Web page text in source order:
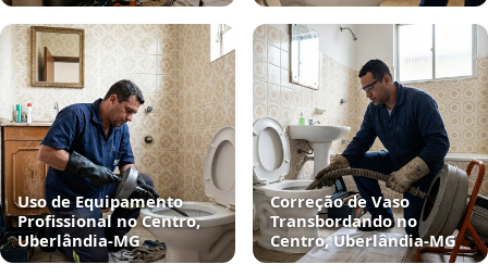
Uso de Equipamento
Profissional no Centro,
Uberlândia‑MG
Correção de Vaso
Transbordando no
Centro, Uberlândia‑MG